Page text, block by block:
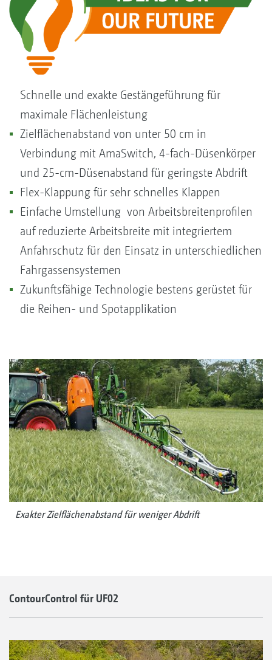
Schnelle und exakte Gestängeführung für
maximale Flächenleistung
Zielflächenabstand von unter 50 cm in
Verbindung mit AmaSwitch, 4-fach-Düsenkörper
und 25-cm-Düsenabstand für geringste Abdrift
Flex-Klappung für sehr schnelles Klappen
Einfache Umstellung von Arbeitsbreitenprofilen
auf reduzierte Arbeitsbreite mit integriertem
Anfahrschutz für den Einsatz in unterschiedlichen
Fahrgassensystemen
Zukunftsfähige Technologie bestens gerüstet für
die Reihen- und Spotapplikation
Exakter Zielflächenabstand für weniger Abdrift
ContourControl für UF02